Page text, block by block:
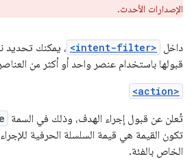
الإصدارات الأحدث.
داخل <intent-filter> ، يمكنك تحديد
قبولها باستخدام عنصر واحد أو أكثر من العناصر
<action>
تُعلن عن قبول إجراء الهدف، وذلك في السمة
تكون القيمة هي قيمة السلسلة الحرفية
الخاص بالفئة.